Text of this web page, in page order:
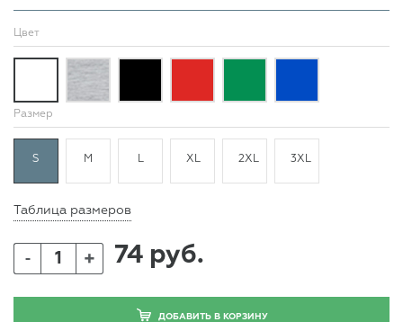
Цвет
Размер
S M L XL 2XL 3XL
Таблица размеров
- + 74 руб.
ДОБАВИТЬ В КОРЗИНУ